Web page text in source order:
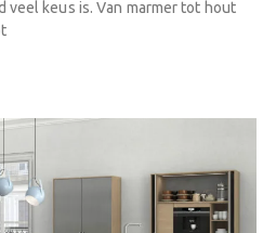
keus is. Van marmer tot hout